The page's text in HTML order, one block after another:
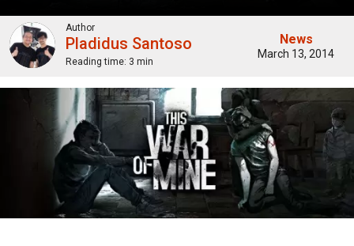
Author
Pladidus Santoso
Reading time: 3 min
News
March 13, 2014